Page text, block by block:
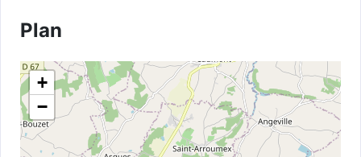
Plan
+
−